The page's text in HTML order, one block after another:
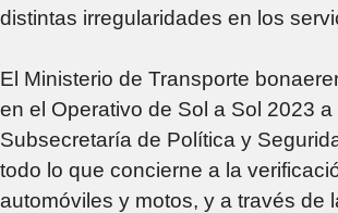
distintas irregularidades en los
El Ministerio de Transporte
en el Operativo de Sol a Sol 2023 a
Subsecretaría de Política y
todo lo que concierne a la
automóviles y motos, y a través de